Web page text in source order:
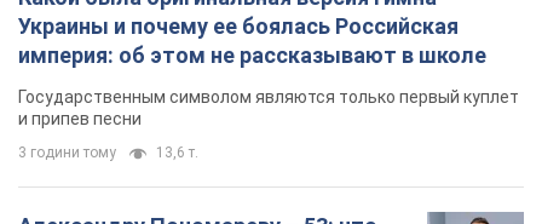
известно о трех детях секс-
символа 90-х и как они выглядят
забывал о личном счастье